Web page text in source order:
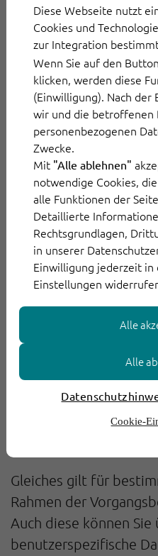
Diese Webseite nutzt
Cookies und
zur Integration
Wenn Sie auf den
klicken, werden diese
(Einwilligung). Nach
wir und die
personenbezogenen
Zwecke.
Mit "Alle ablehnen"
notwendige Cookies,
alle Funktionen der
Detaillierte
Rechtsgrundlagen,
in unserer
Einwilligung jederzeit in
Einstellungen
Cookie-
Alle
Alle
Welche
Infos sind
Neben den
bringen Service Desks
Blickfeld. Um ein
Rechnungsvorgängen
Mitarbeiter*innen in
Kunden. Über
Datenfelder können
IBAN vorab festlegen
Sie einen Vorgang,
relevanten Metadaten
Welche
erledigen?
Gleiches gilt für
Rahmen der
Auch diese können Sie
benutzerspezifische